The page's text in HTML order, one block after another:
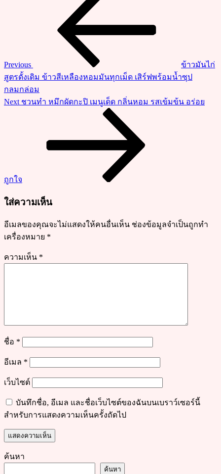
น้ำ
ฉ่ำๆ
ทำ
ด้วย
Previous
ข้าวมันไก่
สูตรดั้งเดิม ข้าวสีเหลืองหอมมันทุกเม็ด เสิร์ฟพร้อมน้ำซุป
กลมกล่อม
Next
Post
Next ชวนทำ หมึกผัดกะปิ เมนูเด็ด กลิ่นหอม รสเข้มข้น อร่อย
ถูกใจ
ใส่ความเห็น
อีเมลของคุณจะไม่แสดงให้คนอื่นเห็น ช่องข้อมูลจำเป็นถูกทำ
เครื่องหมาย *
ความเห็น *
ชื่อ *
อีเมล *
เว็บไซต์
บันทึกชื่อ, อีเมล และชื่อเว็บไซต์ของฉันบนเบราว์เซอร์นี้
สำหรับการแสดงความเห็นครั้งถัดไป
ค้นหา
ค้นหา